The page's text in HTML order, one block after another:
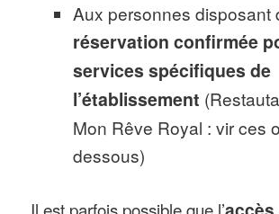
Aux personnes disposant
réservation confirmée
services spécifiques de
l’établissement
Mon Rêve Royal : vir ces
dessous)